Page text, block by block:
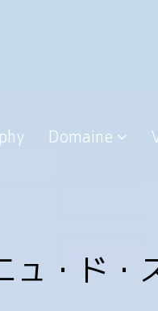
Domaine
ニュ・